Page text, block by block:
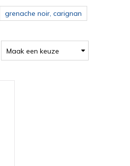
grenache noir, carignan
Maak een keuze